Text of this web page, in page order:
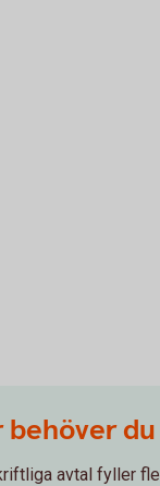
behöver
avtal fyller